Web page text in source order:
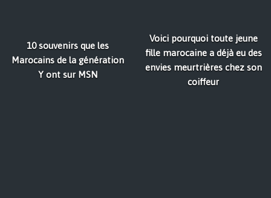
10 souvenirs que les
Marocains de la génération
Y ont sur MSN
Voici pourquoi toute jeune
fille marocaine a déjà eu des
envies meurtrières chez son
coiffeur